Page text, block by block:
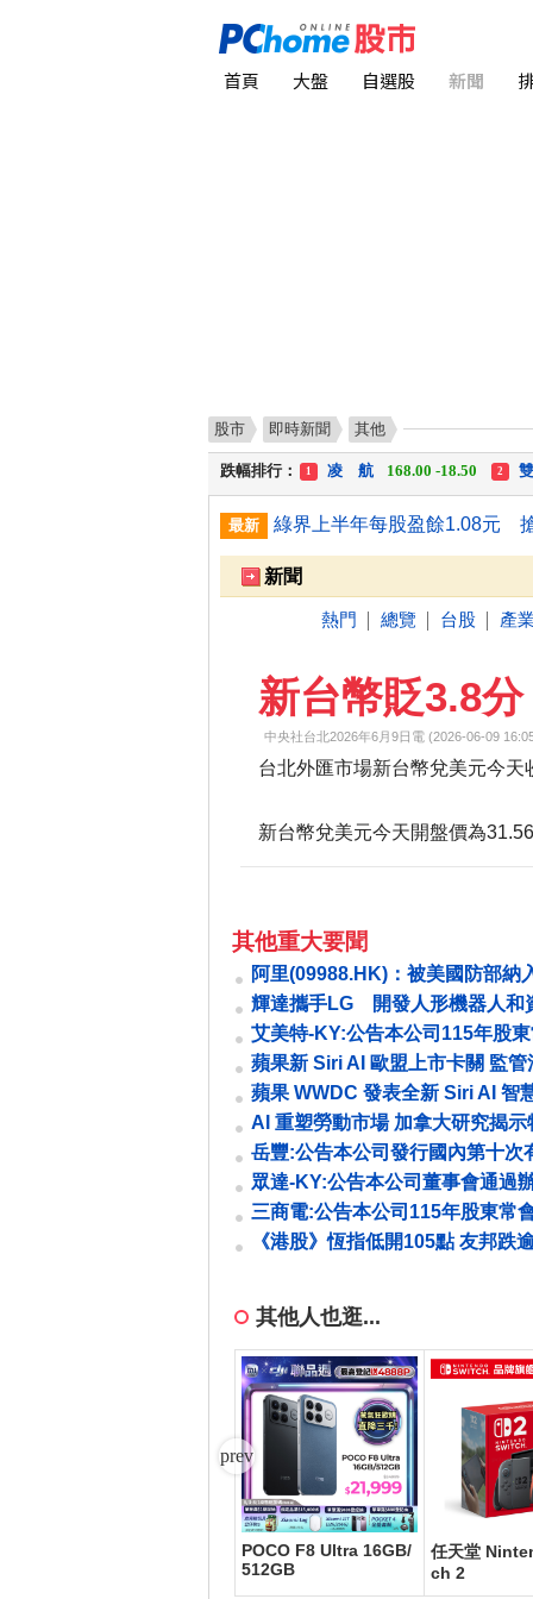
首頁 大盤 自選股 新聞
股市 即時新聞 其他
漲幅排行： 1 川 湖11,110.00 +1,010.00
跌幅排行：
1 凌 航 168.00 -18.50 2
跌停排行：
最新
新聞
熱門 總覽 台股 產業
新台幣貶3.8
中央社台北2026年6月9日電 (2026-06-09
台北外匯市場新台幣兌美元今天
新台幣兌美元今天開盤價為
其他重大要聞
阿里(09988.HK)：被美國防部納
軍工企業名單是錯誤 並無任何依
輝達攜手LG 開發人形機器人和
心
艾美特-KY:公告本公司115年股
要決議事項
蘋果新 Siri AI 歐盟上市卡關 監管
延宕
蘋果 WWDC 發表全新 Siri AI 智
更個人化強化隱私
AI 重塑勞動市場 加拿大研究揭示
業招聘逆勢成長
岳豐:公告本公司發行國內第十次
轉換公司債收足債款
眾達-KY:公告本公司董事會通過
金增資發行新股
三商電:公告本公司115年股東常
一席獨立董事當選名單
《港股》恆指低開105點 友邦跌
其他人也逛...
POCO F8 Ultra 16GB/
512GB
任天堂
ch 2